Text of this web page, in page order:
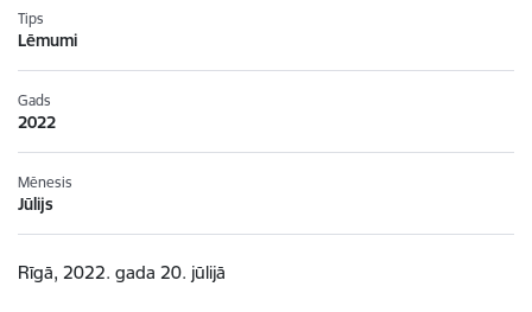
Tips
Lēmumi
Gads
2022
Mēnesis
Jūlijs
Rīgā, 2022. gada 20. jūlijā